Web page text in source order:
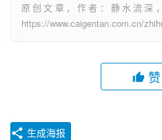
原创文章，作者：静水流深
https://www.caigentan.com.cn/
赞
生成海报